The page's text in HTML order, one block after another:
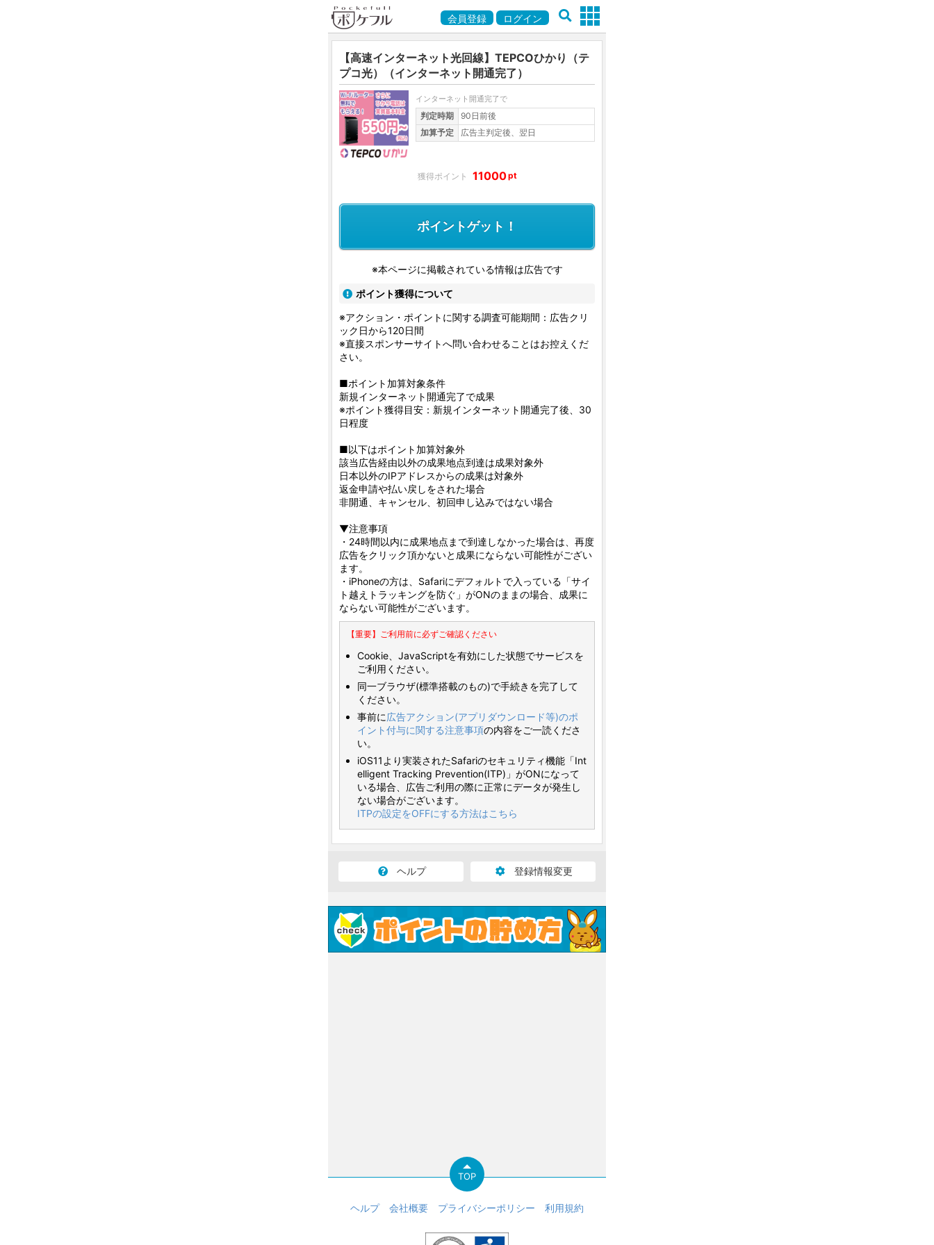
会員登録 ログイン
【高速インターネット光回線】TEPCOひかり（テ
プコ光）（インターネット開通完了）
インターネット開通完了で
判定時期
90日前後
加算予定
広告主判定後、翌日
11000pt
ポイントゲット！
※本ページに掲載されている情報は広告です
ポイント獲得について
※アクション・ポイントに関する調査可能期間：広告クリ
ック日から120日間
※直接スポンサーサイトへ問い合わせることはお控えくだ
さい。
■ポイント加算対象条件
新規インターネット開通完了で成果
※ポイント獲得目安：新規インターネット開通完了後、30
日程度
■以下はポイント加算対象外
該当広告経由以外の成果地点到達は成果対象外
日本以外のIPアドレスからの成果は対象外
返金申請や払い戻しをされた場合
非開通、キャンセル、初回申し込みではない場合
▼注意事項
・24時間以内に成果地点まで到達しなかった場合は、再度
広告をクリック頂かないと成果にならない可能性がござい
ます。
・iPhoneの方は、Safariにデフォルトで入っている「サイ
ト越えトラッキングを防ぐ」がONのままの場合、成果に
ならない可能性がございます。
【重要】ご利用前に必ずご確認ください
Cookie、JavaScriptを有効にした状態でサービスを
ご利用ください。
同一ブラウザ(標準搭載のもの)で手続きを完了して
ください。
事前に広告アクション(アプリダウンロード等)のポ
イント付与に関する注意事項の内容をご一読くださ
い。
iOS11より実装されたSafariのセキュリティ機能「Int
elligent Tracking Prevention(ITP)」がONになって
いる場合、広告ご利用の際に正常にデータが発生し
ない場合がございます。
ITPの設定をOFFにする方法はこちら
ヘルプ 登録情報変更
ヘルプ 会社概要 プライバシーポリシー 利用規約
TOP